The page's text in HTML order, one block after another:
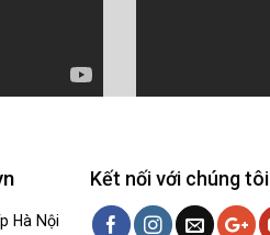
Hà Nội
Kết nối với chúng tôi